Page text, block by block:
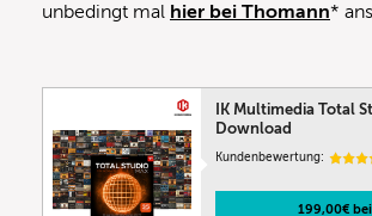
unbedingt mal hier bei Thomann*
IK Multimedia Total
Download
Kundenbewertung:
199,00€ bei